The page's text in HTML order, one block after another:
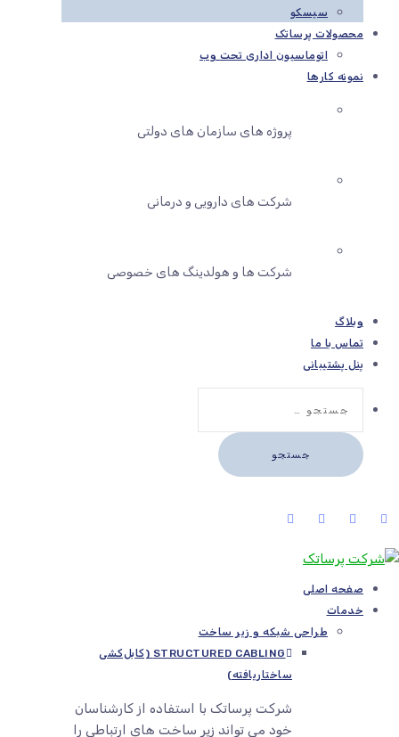
سیسکو
محصولات پرساتک
اتوماسیون اداری تحت وب
نمونه کارها
پروژه های سازمان های دولتی
شرکت های دارویی و درمانی
شرکت ها و هولدینگ های خصوصی
وبلاگ
تماس با ما
پنل پشتیبانی
برای:
صفحه اصلی
خدمات
طراحی شبکه و زیر ساخت
STRUCTURED CABLING (کابل‌کشی
ساختاریافته)
شرکت پرساتک با استفاده از کارشناسان
خود می تواند زیر ساخت های ارتباطی را